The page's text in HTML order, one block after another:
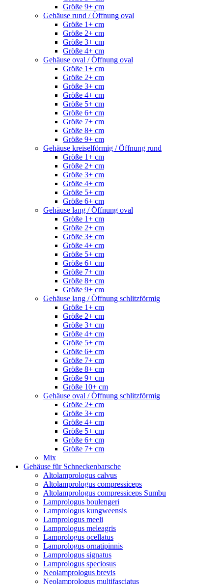
Größe 9+ cm
Gehäuse rund / Öffnung oval
Größe 1+ cm
Größe 2+ cm
Größe 3+ cm
Größe 4+ cm
Gehäuse oval / Öffnung oval
Größe 1+ cm
Größe 2+ cm
Größe 3+ cm
Größe 4+ cm
Größe 5+ cm
Größe 6+ cm
Größe 7+ cm
Größe 8+ cm
Größe 9+ cm
Gehäuse kreiselförmig / Öffnung rund
Größe 1+ cm
Größe 2+ cm
Größe 3+ cm
Größe 4+ cm
Größe 5+ cm
Größe 6+ cm
Gehäuse lang / Öffnung oval
Größe 1+ cm
Größe 2+ cm
Größe 3+ cm
Größe 4+ cm
Größe 5+ cm
Größe 6+ cm
Größe 7+ cm
Größe 8+ cm
Größe 9+ cm
Gehäuse lang / Öffnung schlitzförmig
Größe 1+ cm
Größe 2+ cm
Größe 3+ cm
Größe 4+ cm
Größe 5+ cm
Größe 6+ cm
Größe 7+ cm
Größe 8+ cm
Größe 9+ cm
Größe 10+ cm
Gehäuse oval / Öffnung schlitzförmig
Größe 2+ cm
Größe 3+ cm
Größe 4+ cm
Größe 5+ cm
Größe 6+ cm
Größe 7+ cm
Mix
Gehäuse für Schneckenbarsche
Altolamprologus calvus
Altolamprologus compressiceps
Altolamprologus compressiceps Sumbu
Lamprologus boulengeri
Lamprologus kungweensis
Lamprologus meeli
Lamprologus meleagris
Lamprologus ocellatus
Lamprologus ornatipinnis
Lamprologus signatus
Lamprologus speciosus
Neolamprologus brevis
Neolamprologus multifasciatus